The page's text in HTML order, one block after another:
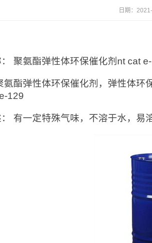
日期：
聚氨酯弹性体环保催化剂nt cat
氨酯弹性体环保催化剂，弹性体环
129
有一定特殊气味，不溶于水，易